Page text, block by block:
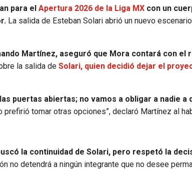
para el Apertura 2026 de la Liga MX con un
La salida de Esteban Solari abrió un nuevo
Martínez, aseguró que Mora contará con el
la salida de Solari, quien decidió dejar el
puertas abiertas; no vamos a obligar a nadie a
prefirió tomar otras opciones”, declaró Martínez al
la continuidad de Solari, pero respetó la
no detendrá a ningún integrante que no desee